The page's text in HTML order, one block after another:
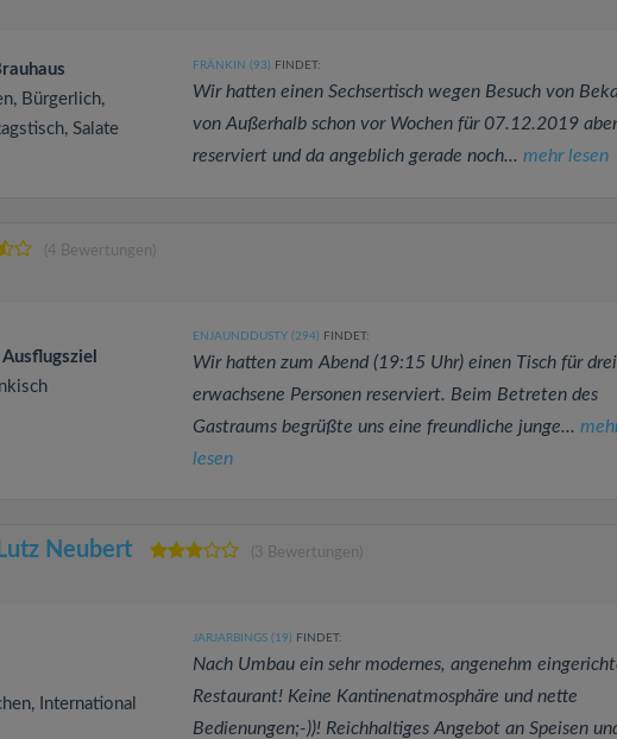
Bürgerlich,
Salate
FRÄNKIN (93) FINDET:
Wir hatten einen Sechsertisch wegen Besuch von
von Außerhalb schon vor Wochen für 07.12.2019
reserviert und da angeblich gerade noch... mehr lesen
(4 Bewertungen)
ENJAUNDDUSTY (294) FINDET:
Wir hatten zum Abend (19:15 Uhr) einen Tisch für drei
erwachsene Personen reserviert. Beim Betreten des
Gastraums begrüßte uns eine freundliche junge...
lesen
Neubert (3 Bewertungen)
International
JARJARBINGS (19) FINDET:
Nach Umbau ein sehr modernes, angenehm
Restaurant! Keine Kantinenatmosphäre und nette
Bedienungen;-))! Reichhaltiges Angebot an Speisen